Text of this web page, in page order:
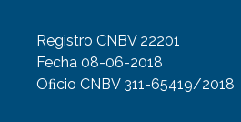
Registro CNBV 22201
Fecha 08-06-2018
Oﬁcio CNBV 311-65419/2018